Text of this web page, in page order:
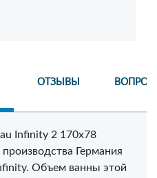
ОТЗЫВЫ
Infinity 2 170x78
Германия
Объем ванны этой